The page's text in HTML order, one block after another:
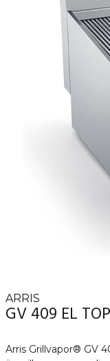
ARRIS
GV 409 EL
Arris Grillvapor® GV